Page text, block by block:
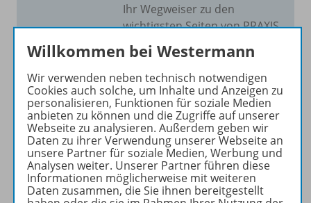
Ihr Wegweiser zu den
wichtigsten Seiten von PRAXIS
GESCHICHTE:
zu den Abo-Angeboten
zum Zeitschriftenkiosk
zum Online-Archiv
Mehr zur Zeitschrift
Willkommen bei Westermann
Wir verwenden neben technisch notwendigen
Cookies auch solche, um Inhalte und Anzeigen zu
personalisieren, Funktionen für soziale Medien
anbieten zu können und die Zugriffe auf unserer
Webseite zu analysieren. Außerdem geben wir
Daten zu ihrer Verwendung unserer Webseite an
unsere Partner für soziale Medien, Werbung und
Analysen weiter. Unserer Partner führen diese
Informationen möglicherweise mit weiteren
Daten zusammen, die Sie ihnen bereitgestellt